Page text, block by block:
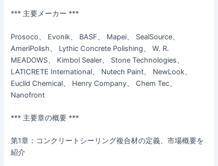
*** 主要メーカー ***
Prosoco、 Evonik、 BASF、 Mapei、 SealSource、
AmeriPolish、 Lythic Concrete Polishing、 W. R.
MEADOWS、 Kimbol Sealer、 Stone Technologies、
LATICRETE International、 Nutech Paint、 NewLook、
Euclid Chemical、 Henry Company、 Chem Tec、
Nanofront
*** 主要章の概要 ***
第1章：コンクリートシーリング複合材の定義、市場概要を
紹介